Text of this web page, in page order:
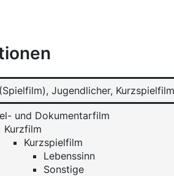
Jugendlicher,
und Dokumentarfilm
Kurzfilm
Kurzspielfilm
Lebenssinn
Sonstige